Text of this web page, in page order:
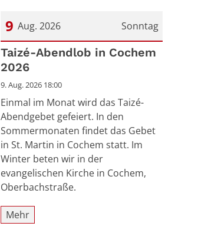
Sonntag
9 Aug. 2026
Datum: 9. August 2026
Taizé-Abendlob in Cochem
2026
9. Aug. 2026 18:00
Einmal im Monat wird das Taizé-
Abendgebet gefeiert. In den
Sommermonaten findet das Gebet
in St. Martin in Cochem statt. Im
Winter beten wir in der
evangelischen Kirche in Cochem,
Oberbachstraße.
Mehr